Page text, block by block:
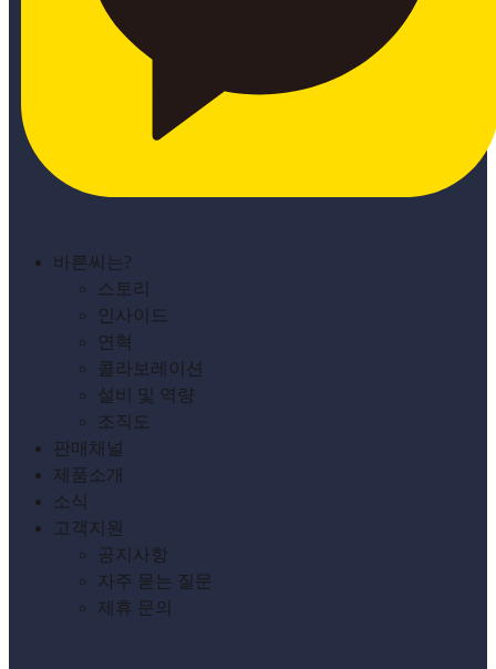
바른씨는?
스토리
인사이드
연혁
콜라보레이션
설비 및 역량
조직도
판매채널
제품소개
소식
고객지원
공지사항
자주 묻는 질문
제휴 문의